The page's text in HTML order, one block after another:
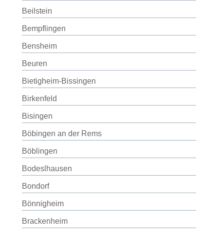
Beilstein
Bempflingen
Bensheim
Beuren
Bietigheim-Bissingen
Birkenfeld
Bisingen
Böbingen an der Rems
Böblingen
Bodeslhausen
Bondorf
Bönnigheim
Brackenheim